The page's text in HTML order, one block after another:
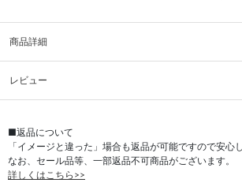
商品詳細
レビュー
■返品について
「イメージと違った」場合も返品が可能ですので安心
なお、セール品等、一部返品不可商品がございます。
詳しくはこちら>>